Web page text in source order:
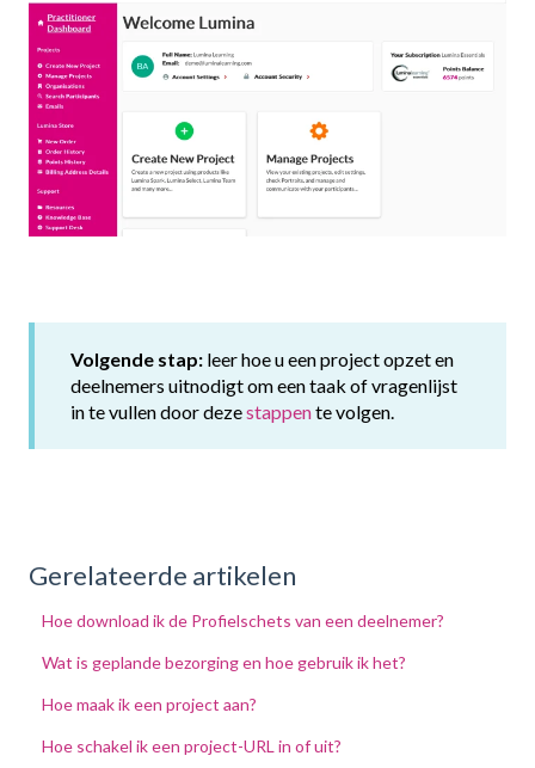
Volgende stap: leer hoe u een project opzet en
deelnemers uitnodigt om een taak of vragenlijst
in te vullen door dezestappente volgen.
Gerelateerde artikelen
Hoe download ik de Profielschets van een deelnemer?
Wat is geplande bezorging en hoe gebruik ik het?
Hoe maak ik een project aan?
Hoe schakel ik een project-URL in of uit?